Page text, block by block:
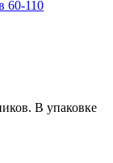
60-110
В упаковке